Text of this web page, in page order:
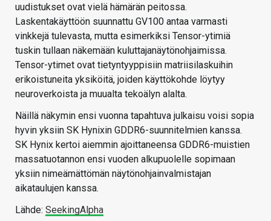
uudistukset ovat vielä hämärän peitossa.
Laskentakäyttöön suunnattu GV100 antaa varmasti
vinkkejä tulevasta, mutta esimerkiksi Tensor-ytimiä
tuskin tullaan näkemään kuluttajanäytönohjaimissa.
Tensor-ytimet ovat tietyntyyppisiin matriisilaskuihin
erikoistuneita yksiköitä, joiden käyttökohde löytyy
neuroverkoista ja muualta tekoälyn alalta.
Näillä näkymin ensi vuonna tapahtuva julkaisu voisi sopia
hyvin yksiin SK Hynixin GDDR6-suunnitelmien kanssa.
SK Hynix kertoi aiemmin ajoittaneensa GDDR6-muistien
massatuotannon ensi vuoden alkupuolelle sopimaan
yksiin nimeämättömän näytönohjainvalmistajan
aikataulujen kanssa.
Lähde: SeekingAlpha